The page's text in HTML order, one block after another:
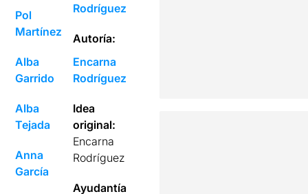
Pol
Martínez
Alba
Garrido
Alba
Tejada
Anna
García
Rodríguez
Autoría:
Encarna
Rodríguez
Idea
original:
Encarna
Rodríguez
Ayudantía